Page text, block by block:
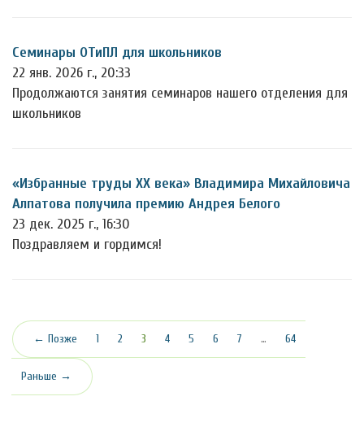
Семинары ОТиПЛ для школьников
22 янв. 2026 г., 20:33
Продолжаются занятия семинаров нашего отделения для
школьников
«Избранные труды ХХ века» Владимира Михайловича
Алпатова получила премию Андрея Белого
23 дек. 2025 г., 16:30
Поздравляем и гордимся!
← Позже 1 2 3 (текущая)
4 5 6 7 … 64
Раньше →